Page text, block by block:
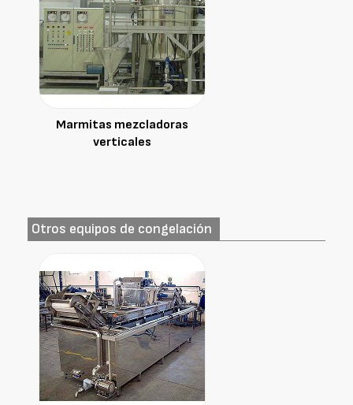
Marmitas mezcladoras
verticales
Otros equipos de congelación